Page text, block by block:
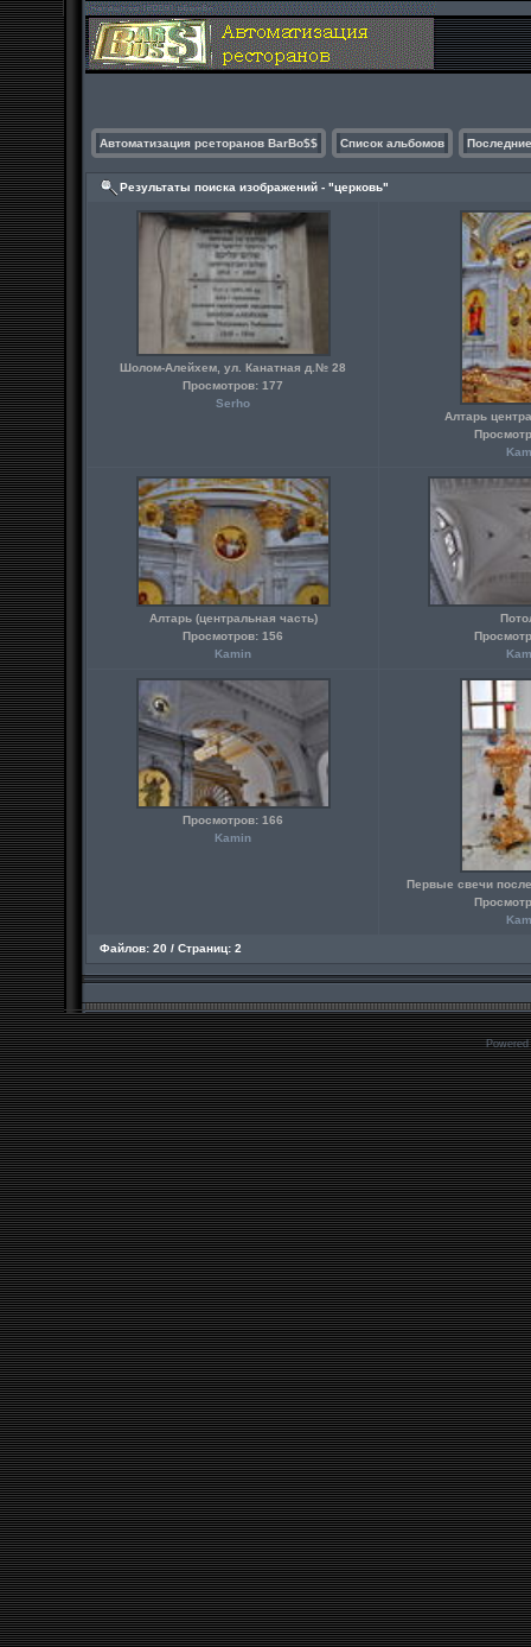
Автоматизация рсеторанов BarBo$$ Список альбомов
Результаты поиска изображений - "церковь"
Шолом-Алейхем, ул. Канатная д.№ 28
Просмотров: 177
Serho
Алтарь
Алтарь (центральная часть)
Просмотров: 156
Kamin
Просмотров: 166
Kamin
Первые свечи
Файлов: 20 / Страниц: 2